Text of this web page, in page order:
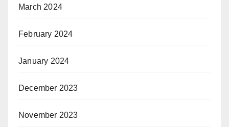
March 2024
February 2024
January 2024
December 2023
November 2023